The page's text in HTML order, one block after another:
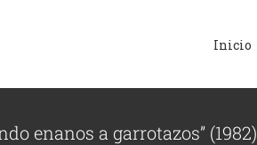
Inicio
enanos a garrotazos” (1982)